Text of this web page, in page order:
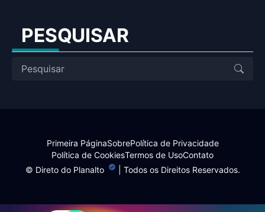
PESQUISAR
© Direto do Planalto | Todos os Direitos Reservados.
Primeira PáginaSobrePolítica de Privacidade
Política de CookiesTermos de UsoContato